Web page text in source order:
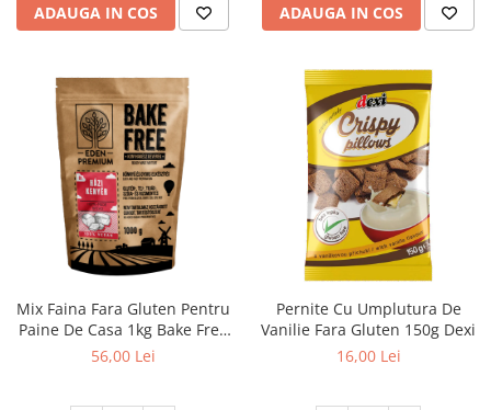
ADAUGA IN COS ADAUGA IN COS
Mix Faina Fara Gluten Pentru
Paine De Casa 1kg Bake Free
Eden Premium
56,00 Lei
Pernite Cu Umplutura De
Vanilie Fara Gluten 150g Dexi
16,00 Lei